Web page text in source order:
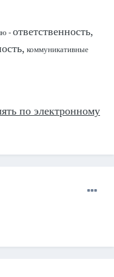
- ответственность,
, коммуникативные
по электронному